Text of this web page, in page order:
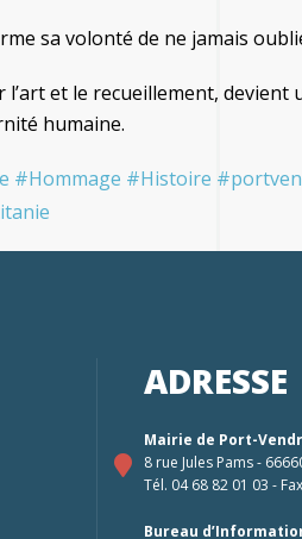
sa volonté de ne jamais
l’art et le recueillement,
humaine.
#Hommage #Histoire
ADRESSE
Mairie de Port-
8 rue Jules Pams -
Tél. 04 68 82 01 03 -
Bureau